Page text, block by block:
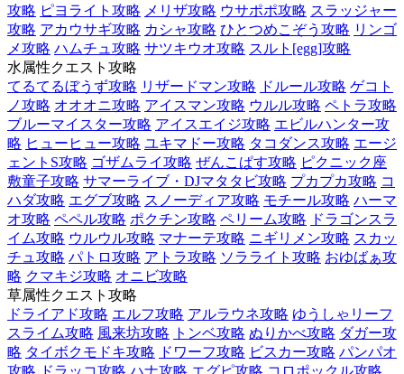
攻略 ピヨライト攻略 メリザ攻略 ウサポポ攻略 スラッジャー
攻略 アカウサギ攻略 カシャ攻略 ひとつめこぞう攻略 リンゴ
メ攻略 ハムチュ攻略 サツキウオ攻略 スルト[egg]攻略
水属性クエスト攻略
てるてるぼうず攻略 リザードマン攻略 ドルール攻略 ゲコト
ノ攻略 オオオニ攻略 アイスマン攻略 ウルル攻略 ペトラ攻略
ブルーマイスター攻略 アイスエイジ攻略 エビルハンター攻
略 ヒューヒュー攻略 ユキマドー攻略 タコダンス攻略 エージ
ェントS攻略 ゴザムライ攻略 ぜんこぱす攻略 ピクニック座
敷童子攻略 サマーライブ・DJマタタビ攻略 プカプカ攻略 コ
ハダ攻略 エグブ攻略 スノーディア攻略 モチール攻略 ハーマ
オ攻略 ペペル攻略 ポクチン攻略 ペリーム攻略 ドラゴンスラ
イム攻略 ウルウル攻略 マナーテ攻略 ニギリメン攻略 スカッ
チュ攻略 パトロ攻略 アトラ攻略 ソラライト攻略 おゆばぁ攻
略 クマキジ攻略 オニビ攻略
草属性クエスト攻略
ドライアド攻略 エルフ攻略 アルラウネ攻略 ゆうしゃリーフ
スライム攻略 風来坊攻略 トンベ攻略 ぬりかべ攻略 ダガー攻
略 タイボクモドキ攻略 ドワーフ攻略 ビスカー攻略 パンパオ
攻略 ドラッコ攻略 ハナ攻略 エグピ攻略 コロポックル攻略